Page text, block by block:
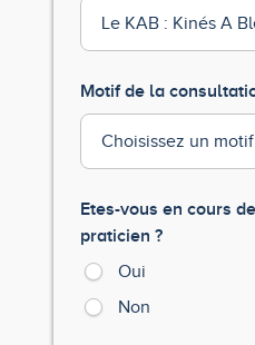
Motif de la
Etes-vous en cours
praticien ?
Oui
Non